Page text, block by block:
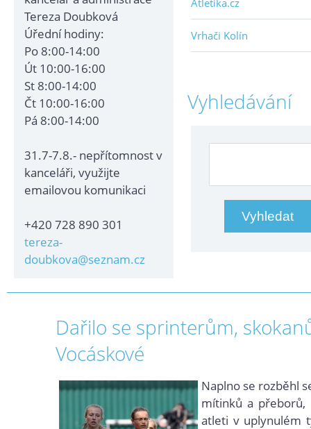
Tereza Doubková
Úřední hodiny:
Po 8:00-14:00
Út 10:00-16:00
St 8:00-14:00
Čt 10:00-16:00
Pá 8:00-14:00
31.7-7.8.- nepřítomnost v
kanceláři, využijte
emailovou komunikaci
+420 728 890 301
tereza-
doubkova@seznam.cz
Atletika.cz
Vrhači Kolín
Vyhledávání
Dařilo se sprinterům,
Vocáskové
Naplno se rozběhl
mítinků a přeborů,
atleti v uplynulém